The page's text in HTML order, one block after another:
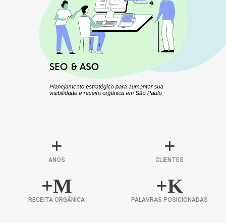
+
ANOS
+
CLIENTES
+M
RECEITA ORGÂNICA
+K
PALAVRAS POSICIONADAS